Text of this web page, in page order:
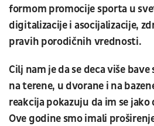
formom promocije sporta u
digitalizacije i asocijalizacije,
pravih porodičnih vrednosti.
Cilj nam je da se deca više
na terene, u dvorane i na
reakcija pokazuju da im se jako
Ove godine smo imali